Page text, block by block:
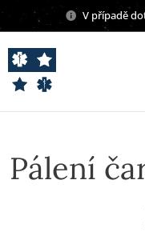
V případě
Pálení